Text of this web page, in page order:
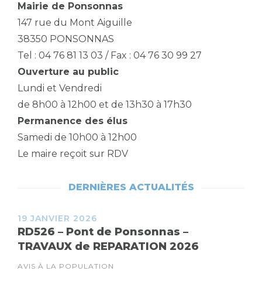
Mairie de Ponsonnas
147 rue du Mont Aiguille
38350 PONSONNAS
Tel : 04 76 81 13 03 / Fax : 04 76 30 99 27
Ouverture au public
Lundi et Vendredi
de 8h00 à 12h00 et de 13h30 à 17h30
Permanence des élus
Samedi de 10h00 à 12h00
Le maire reçoit sur RDV
DERNIÈRES ACTUALITÉS
19 JANVIER 2026
RD526 – Pont de Ponsonnas –
TRAVAUX de REPARATION 2026
AVIS À LA POPULATION